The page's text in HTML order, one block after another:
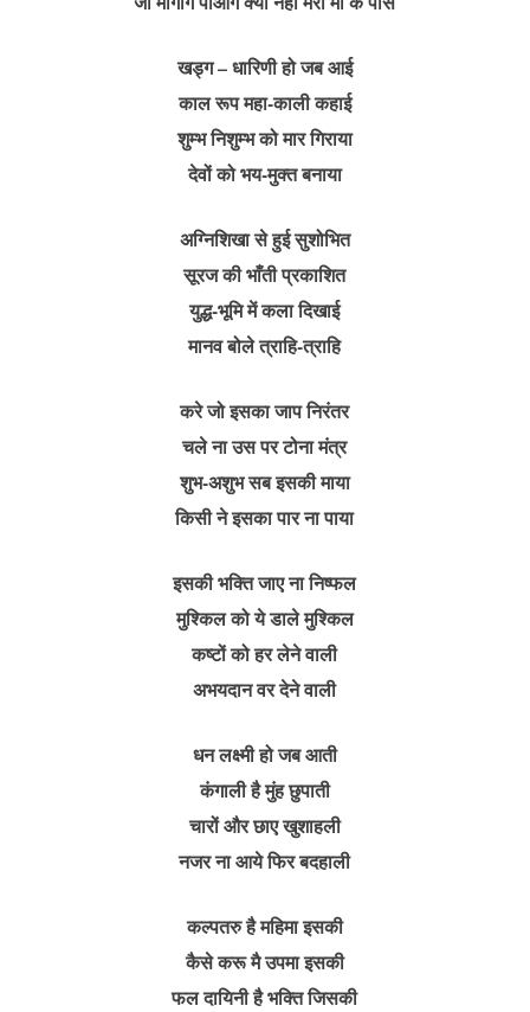
खड्ग – धारिणी हो जब आई
काल रूप महा-काली कहाई
शुम्भ निशुम्भ को मार गिराया
देवों को भय-मुक्त बनाया
अग्निशिखा से हुई सुशोभित
सूरज की भाँती प्रकाशित
युद्ध-भूमि में कला दिखाई
मानव बोले त्राहि-त्राहि
करे जो इसका जाप निरंतर
चले ना उस पर टोना मंत्र
शुभ-अशुभ सब इसकी माया
किसी ने इसका पार ना पाया
इसकी भक्ति जाए ना निष्फल
मुश्किल को ये डाले मुश्किल
कष्टों को हर लेने वाली
अभयदान वर देने वाली
धन लक्ष्मी हो जब आती
कंगाली है मुंह छुपाती
चारों और छाए खुशाहली
नजर ना आये फिर बदहाली
कल्पतरु है महिमा इसकी
कैसे करू मै उपमा इसकी
फल दायिनी है भक्ति जिसकी